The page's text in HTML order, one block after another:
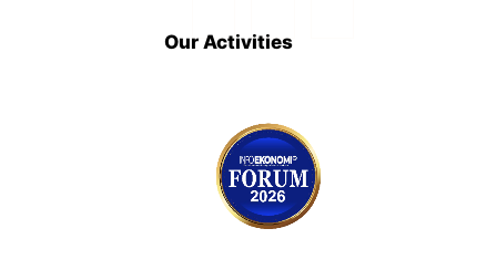
Our Activities